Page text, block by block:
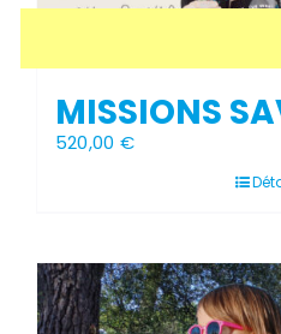
MISSIONS
520,00 €